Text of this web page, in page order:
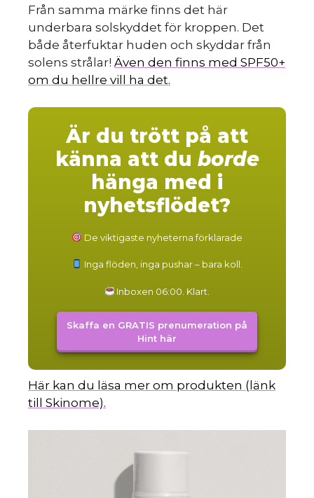
Från samma märke finns det här
underbara solskyddet för kroppen. Det
både återfuktar huden och skyddar från
solens strålar! Även den finns med SPF50+
om du hellre vill ha det.
Är du trött på att
känna att du borde
hänga med i
nyhetsflödet?
De viktigaste nyheterna förklarade
Inga flöden, inga pushar – bara koll.
Inboxen 06:00. Klart.
Skaffa en GRATIS prenumeration på
Hint här
Här kan du läsa mer om produkten (länk
till Skinome).